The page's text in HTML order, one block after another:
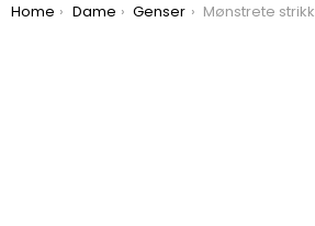
You are here:
Home Dame Genser Mønstrete strikkegenser